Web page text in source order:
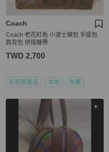
Coach
Coach 老花紅色 小波士頓包 手提包
肩背包 拼接鏈帶
TWD 2,700
近新閒置品 本地 免運